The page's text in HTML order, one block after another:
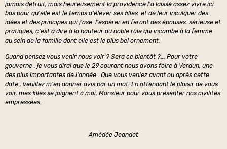
jamais détruit, mais heureusement la providence l'a laissé assez vivre ici
bas pour qu'elle est le temps d'élever ses filles et de leur inculquer des
idées et des principes qui j'ose l'espérer en feront des épouses sérieuse et
pratiques, c'est à dire à la hauteur du noble rôle qui incombe à la femme
au sein de la famille dont elle est le plus bel ornement.
Quand pensez vous venir nous voir ? Sera ce bientôt ?... Pour votre
gouverne , je vous dirai que le 29 courant nous avons foire à Verdun, une
des plus importantes de l'année . Que vous veniez avant ou après cette
date , veuillez m'en donner avis par un mot. En attendant le plaisir de vous
voir, mes filles se joignent à moi, Monsieur pour vous présenter nos civilités
empressées.
Amédée Jeandet